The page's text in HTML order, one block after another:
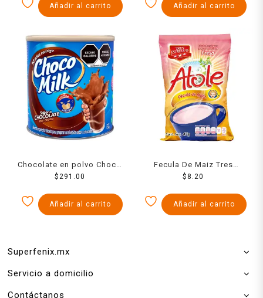
Añadir al carrito Añadir al carrito
Chocolate en polvo Choco
Milk en lata 1.75 kg
$291.00
Añadir al carrito
Fecula De Maiz Tres
Estrellas Para Atole Sabor
$ 8.20
Añadir al carrito
Superfenix.mx
Servicio a domicilio
Contáctanos